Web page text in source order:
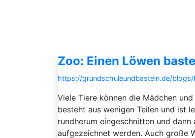
Zoo: Einen Löwen
https://grundschuleundbasteln.de/
Viele Tiere können die Mädchen
besteht aus wenigen Teilen und ist
rundherum eingeschnitten und
aufgezeichnet werden. Auch große